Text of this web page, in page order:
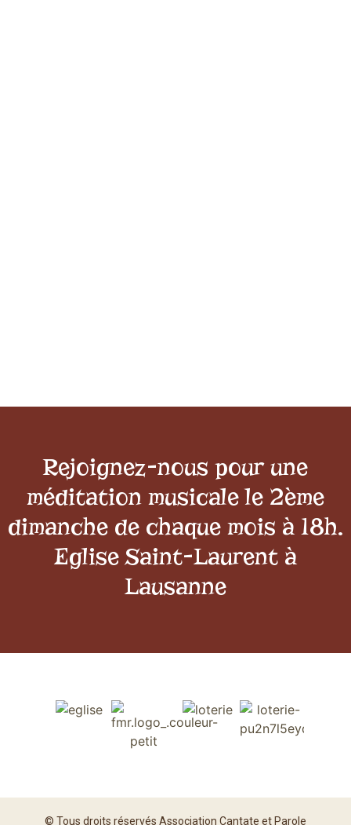
Rejoignez-nous pour une
méditation musicale le 2ème
dimanche de chaque mois à 18h.
Eglise Saint-Laurent à
Lausanne
© Tous droits réservés Association Cantate et Parole